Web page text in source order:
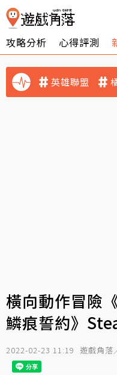
攻略分析 心得評測
英雄聯盟
橫向動作冒險
鱗痕誓約》
2022-02-23 11:19 遊戲角落